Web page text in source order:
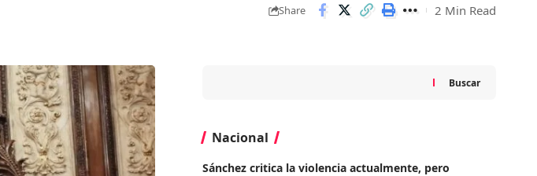
Share 2 Min Read
Buscar
Nacional
Sánchez critica la violencia actualmente, pero